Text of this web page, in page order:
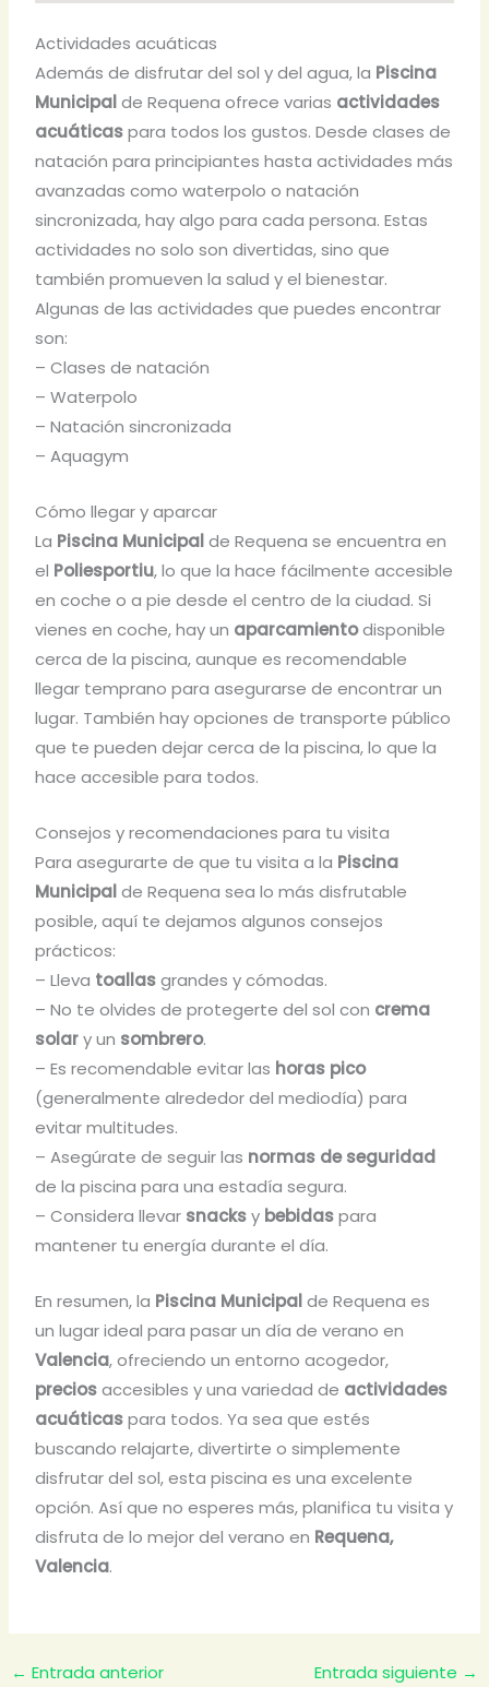
Actividades acuáticas
Además de disfrutar del sol y del agua, la Piscina
Municipalde Requena ofrece varias actividades
acuáticaspara todos los gustos. Desde clases de
natación para principiantes hasta actividades más
avanzadas como waterpolo o natación
sincronizada, hay algo para cada persona. Estas
actividades no solo son divertidas, sino que
también promueven la salud y el bienestar.
Algunas de las actividades que puedes encontrar
son:
– Clases de natación
– Waterpolo
– Natación sincronizada
– Aquagym
Cómo llegar y aparcar
La Piscina Municipalde Requena se encuentra en
el Poliesportiu, lo que la hace fácilmente accesible
en coche o a pie desde el centro de la ciudad. Si
vienes en coche, hay un aparcamientodisponible
cerca de la piscina, aunque es recomendable
llegar temprano para asegurarse de encontrar un
lugar. También hay opciones de transporte público
que te pueden dejar cerca de la piscina, lo que la
hace accesible para todos.
Consejos y recomendaciones para tu visita
Para asegurarte de que tu visita a la Piscina
Municipalde Requena sea lo más disfrutable
posible, aquí te dejamos algunos consejos
prácticos:
– Lleva toallasgrandes y cómodas.
– No te olvides de protegerte del sol con crema
solary un sombrero.
– Es recomendable evitar las horas pico
(generalmente alrededor del mediodía) para
evitar multitudes.
– Asegúrate de seguir las normas de seguridad
de la piscina para una estadía segura.
– Considera llevar snacksy bebidaspara
mantener tu energía durante el día.
En resumen, la Piscina Municipalde Requena es
un lugar ideal para pasar un día de verano en
Valencia, ofreciendo un entorno acogedor,
preciosaccesibles y una variedad de actividades
acuáticaspara todos. Ya sea que estés
buscando relajarte, divertirte o simplemente
disfrutar del sol, esta piscina es una excelente
opción. Así que no esperes más, planifica tu visita y
disfruta de lo mejor del verano en Requena,
Valencia.
← Entrada anterior Entrada siguiente →